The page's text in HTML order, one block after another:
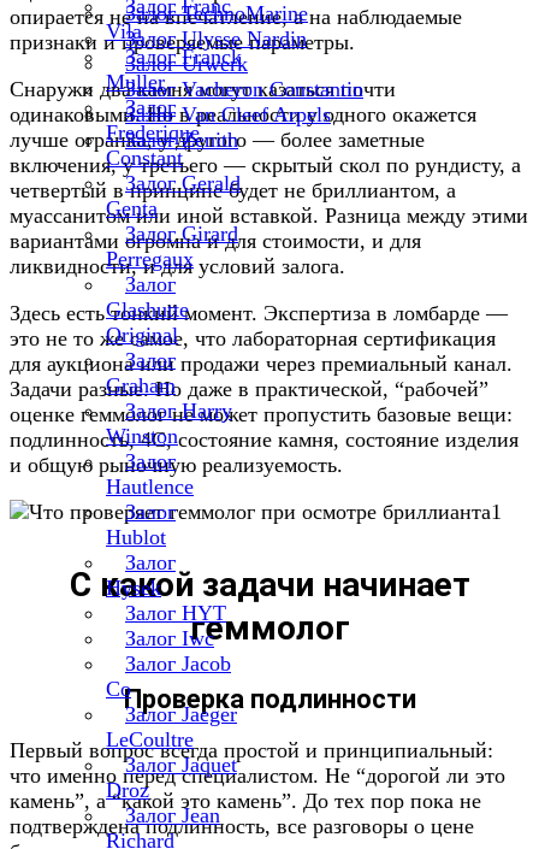
Залог TechnoMarine
Залог Ulysse Nardin
Залог Urwerk
Залог Vacheron Constantin
Залог Van Cleef Arpels
Залог Zenith
Залог Franc
Vila
Залог Franck
Muller
Залог
Frederique
Constant
Залог Gerald
Genta
Залог Girard
Perregaux
Залог
Glashutte
Original
Залог
Graham
Залог Harry
Winston
Залог
Hautlence
Залог
Hublot
Залог
Hysek
Залог HYT
Залог Iwc
Залог Jacob
Co
Залог Jaeger
LeCoultre
Залог Jaquet
Droz
Залог Jean
Richard
опирается не на впечатление, а на наблюдаемые
признаки и проверяемые параметры.
Снаружи два камня могут казаться почти
одинаковыми. Но в реальности у одного окажется
лучше огранка, у другого — более заметные
включения, у третьего — скрытый скол по рундисту, а
четвертый в принципе будет не бриллиантом, а
муассанитом или иной вставкой. Разница между этими
вариантами огромна и для стоимости, и для
ликвидности, и для условий залога.
Здесь есть тонкий момент. Экспертиза в ломбарде —
это не то же самое, что лабораторная сертификация
для аукциона или продажи через премиальный канал.
Задачи разные. Но даже в практической, “рабочей”
оценке геммолог не может пропустить базовые вещи:
подлинность, 4C, состояние камня, состояние изделия
и общую рыночную реализуемость.
С какой задачи начинает
геммолог
Проверка подлинности
Первый вопрос всегда простой и принципиальный:
что именно перед специалистом. Не “дорогой ли это
камень”, а “какой это камень”. До тех пор пока не
подтверждена подлинность, все разговоры о цене